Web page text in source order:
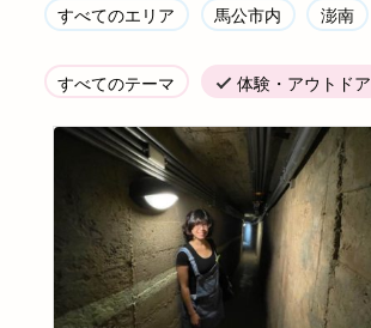
すべてのエリア 馬公市内 澎南
すべてのテーマ 体験・アウトドア